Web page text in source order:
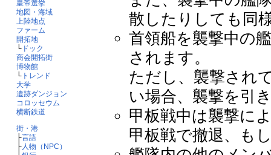
皇帝選挙
地図・海域
上陸地点
ファーム
開拓地
└ドック
商会開拓街
博物館
└トレンド
大学
遺跡ダンジョン
コロッセウム
横断鉄道
街・港
├言語
├人物（NPC）
散したりしても同
首領船を襲撃中の
されます。
ただし、襲撃され
い場合、襲撃を引
甲板戦中は襲撃に
甲板戦で撤退、も